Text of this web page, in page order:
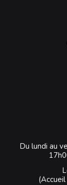
Du lundi au